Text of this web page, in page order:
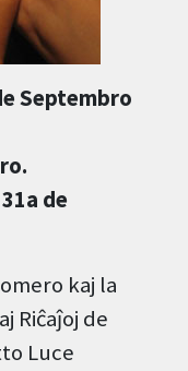
Septembro
de
kaj la
Riĉaĵoj de
Luce